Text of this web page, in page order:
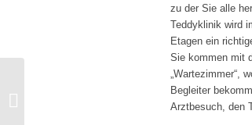
zu der Sie alle
Teddyklinik wird
Etagen ein
Sie kommen mit
„Wartezimmer“,
Begleiter
Arztbesuch, den